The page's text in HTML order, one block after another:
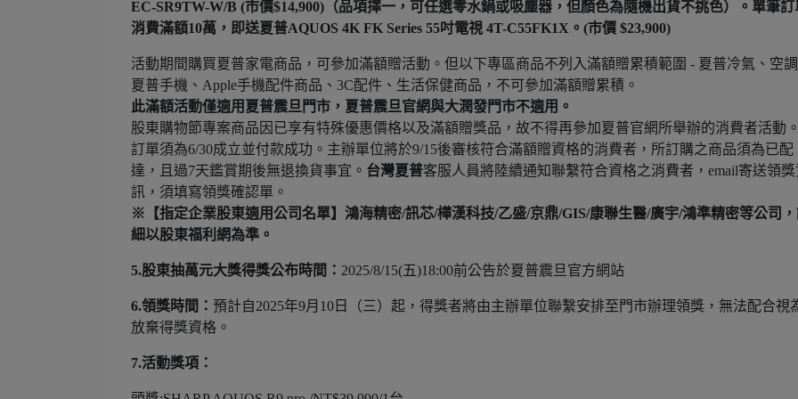
EC-SR9TW-W/B (市價$14,900)（品項擇一，可任選零水鍋或吸塵器，但顏色為隨機出貨不挑色）。單筆訂
消費滿額10萬，即送夏普AQUOS 4K FK Series 55吋電視 4T-C55FK1X。(市價 $23,900)
活動期間購買夏普家電商品，可參加滿額贈活動。但以下專區商品不列入滿額贈累積範圍 - 夏普冷氣、空調
夏普手機、Apple手機配件商品、3C配件、生活保健商品，不可參加滿額贈累積。
此滿額活動僅適用夏普震旦門市，夏普震旦官網與大潤發門市不適用。
股東購物節專案商品因已享有特殊優惠價格以及滿額贈獎品，故不得再參加夏普官網所舉辦的消費者活動。
訂單須為6/30成立並付款成功。主辦單位將於9/15後審核符合滿額贈資格的消費者，所訂購之商品須為已配
達，且過7天鑑賞期後無退換貨事宜。 台灣夏普客服人員將陸續通知聯繫符合資格之消費者，email寄送領獎
訊，須填寫領獎確認單。
※【指定企業股東適用公司名單】鴻海精密/訊芯/樺漢科技/乙盛/京鼎/GIS/康聯生醫/廣宇/鴻準精密等公司
細以股東福利網為準。
5.股東抽萬元大獎得獎公布時間： 2025/8/15(五)18:00前公告於夏普震旦官方網站
6.領獎時間： 預計自2025年9月10日（三）起，得獎者將由主辦單位聯繫安排至門市辦理領獎，無法配合視
放棄得獎資格。
7.活動獎項：